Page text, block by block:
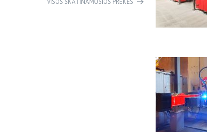
VISOS SKATINAMOSIOS PREKĖS